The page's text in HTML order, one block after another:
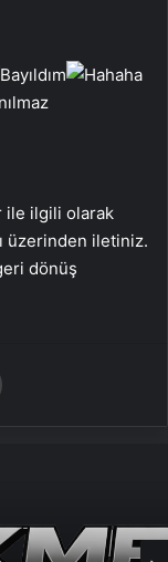
ile ilgili olarak
üzerinden iletiniz.
dönüş